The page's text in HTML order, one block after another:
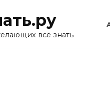
всё знать